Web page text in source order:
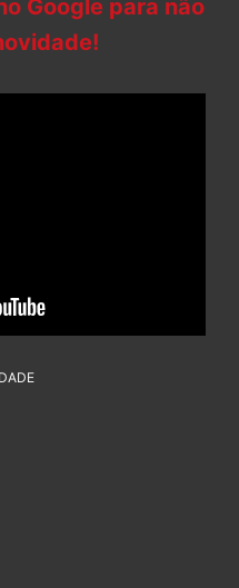
Google para não